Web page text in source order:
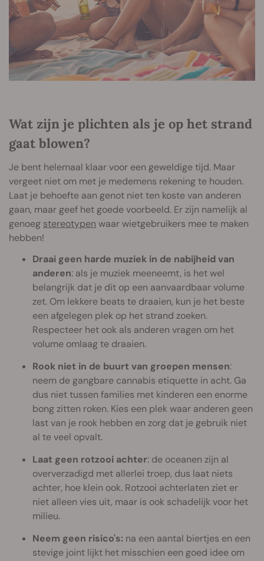
Wat zijn je plichten als je op het strand
gaat blowen?
Je bent helemaal klaar voor een geweldige tijd. Maar
vergeet niet om met je medemens rekening te houden.
Laat je behoefte aan genot niet ten koste van anderen
gaan, maar geef het goede voorbeeld. Er zijn namelijk al
genoeg stereotypen waar wietgebruikers mee te maken
hebben!
Draai geen harde muziek in de nabijheid van
anderen: als je muziek meeneemt, is het wel
belangrijk dat je dit op een aanvaardbaar volume
zet. Om lekkere beats te draaien, kun je het beste
een afgelegen plek op het strand zoeken.
Respecteer het ook als anderen vragen om het
volume omlaag te draaien.
Rook niet in de buurt van groepen mensen:
neem de gangbare cannabis etiquette in acht. Ga
dus niet tussen families met kinderen een enorme
bong zitten roken. Kies een plek waar anderen geen
last van je rook hebben en zorg dat je gebruik niet
al te veel opvalt.
Laat geen rotzooi achter: de oceanen zijn al
oververzadigd met allerlei troep, dus laat niets
achter, hoe klein ook. Rotzooi achterlaten ziet er
niet alleen vies uit, maar is ook schadelijk voor het
milieu.
Neem geen risico's: na een aantal biertjes en een
stevige joint lijkt het misschien een goed idee om